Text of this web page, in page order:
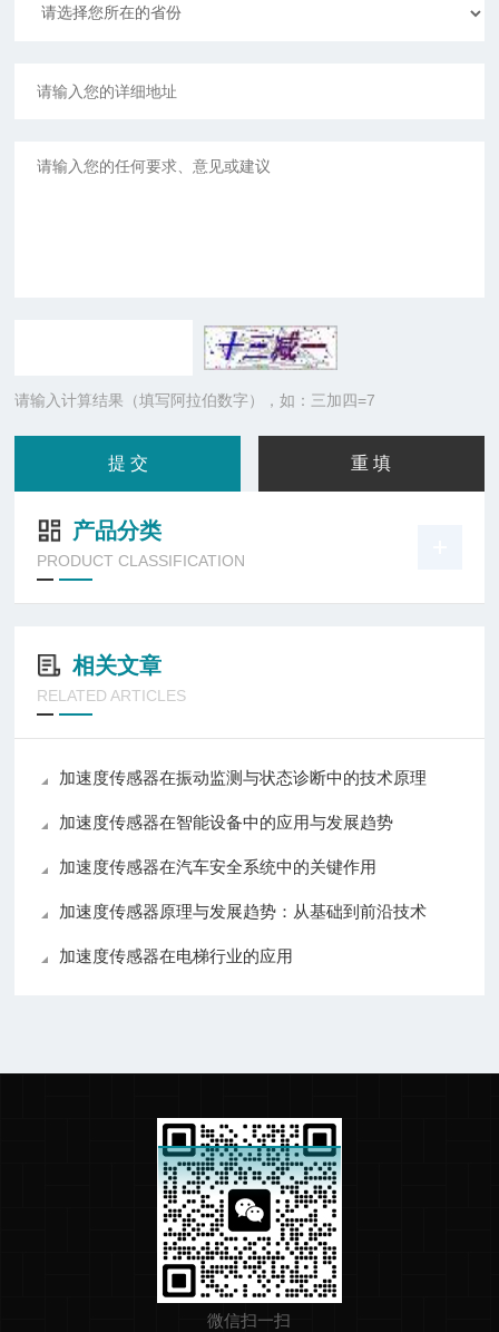
请输入计算结果（填写阿拉伯数字），如：三加四=7
产品分类
PRODUCT CLASSIFICATION
相关文章
RELATED ARTICLES
加速度传感器在振动监测与状态诊断中的技术原理
加速度传感器在智能设备中的应用与发展趋势
加速度传感器在汽车安全系统中的关键作用
加速度传感器原理与发展趋势：从基础到前沿技术
加速度传感器在电梯行业的应用
微信扫一扫